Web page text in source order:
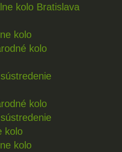
kolo Bratislava
kolo
kolo
kolo
kolo
kolo